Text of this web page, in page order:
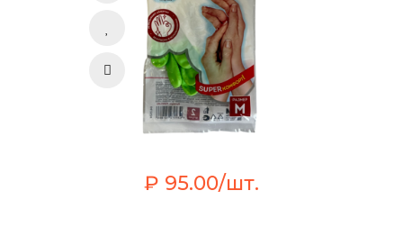
₽ 95.00/шт.